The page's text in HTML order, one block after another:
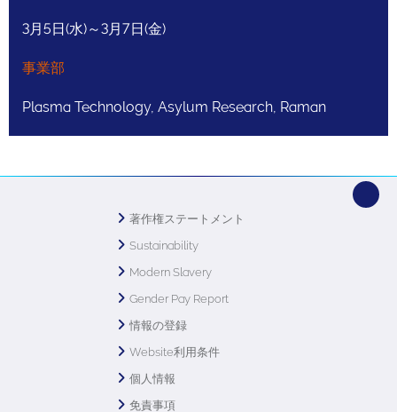
3月5日(水)～3月7日(金)
事業部
Plasma Technology, Asylum Research, Raman
著作権ステートメント
Sustainability
Modern Slavery
Gender Pay Report
情報の登録
Website利用条件
個人情報
免責事項